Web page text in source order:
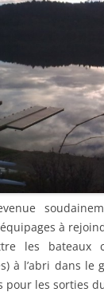
à
les bateaux
à l’abri dans le
pour les sorties